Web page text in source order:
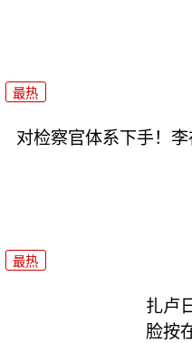
最热
对检察官体系下手！
最热
扎卢
脸按